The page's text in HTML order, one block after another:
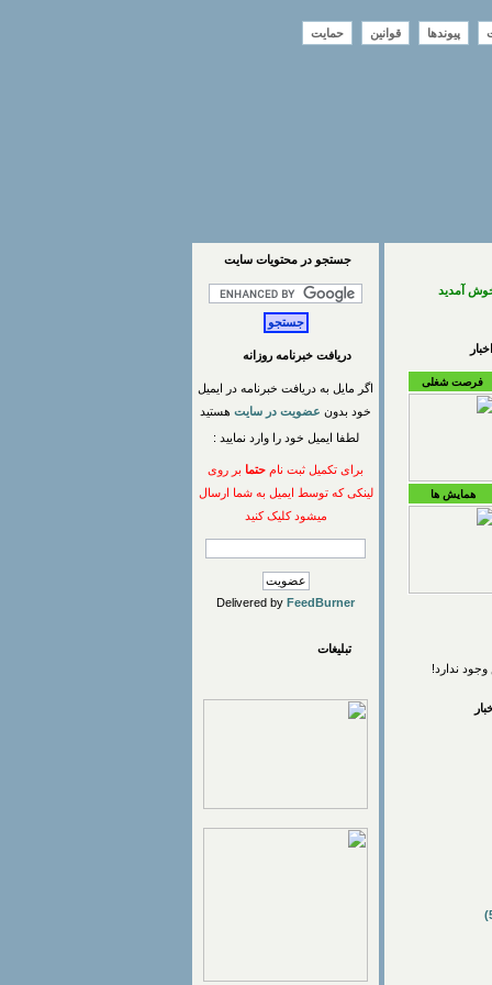
پیوندها قوانین حمایت
آمدید
فرصت شغلی
همایش ها
ندارد!
جستجو در محتويات سايت
دریافت خبرنامه روزانه
اگر مایل به دریافت خبرنامه در ایمیل
خود بدون عضویت در سایت هستید
لطفا ایمیل خود را وارد نمایید :
برای تکمیل ثبت نام حتما بر روی
لینکی که توسط ایمیل به شما ارسال
میشود کلیک کنید
Delivered by FeedBurner
تبلیغات